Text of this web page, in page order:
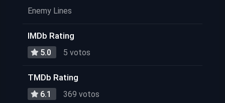
Enemy Lines
IMDb Rating
5.0 5 votos
TMDb Rating
6.1 369 votos